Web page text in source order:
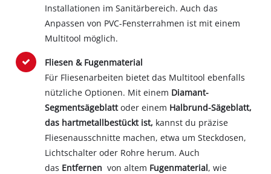
Installationen im Sanitärbereich. Auch das
Anpassen von PVC-Fensterrahmen ist mit einem
Multitool möglich.
Fliesen & Fugenmaterial
Für Fliesenarbeiten bietet das Multitool ebenfalls
nützliche Optionen. Mit einem Diamant-
Segmentsägeblattoder einem Halbrund-Sägeblatt,
das hartmetallbestückt ist, kannst du präzise
Fliesenausschnitte machen, etwa um Steckdosen,
Lichtschalter oder Rohre herum. Auch
das Entfernen von altem Fugenmaterial, wie